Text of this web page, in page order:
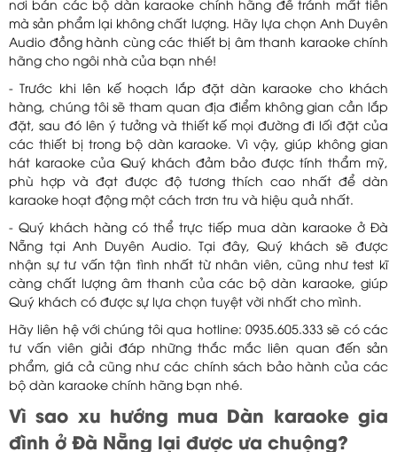
nơi bán các bộ dàn karaoke chính hãng để tránh mất tiền
mà sản phẩm lại không chất lượng. Hãy lựa chọn Anh Duyên
Audio đồng hành cùng các thiết bị âm thanh karaoke chính
hãng cho ngôi nhà của bạn nhé!
- Trước khi lên kế hoạch lắp đặt dàn karaoke cho khách
hàng, chúng tôi sẽ tham quan địa điểm không gian cần lắp
đặt, sau đó lên ý tưởng và thiết kế mọi đường đi lối đặt của
các thiết bị trong bộ dàn karaoke. Vì vậy, giúp không gian
hát karaoke của Quý khách đảm bảo được tính thẩm mỹ,
phù hợp và đạt được độ tương thích cao nhất để dàn
karaoke hoạt động một cách trơn tru và hiệu quả nhất.
- Quý khách hàng có thể trực tiếp mua dàn karaoke ở Đà
Nẵng tại Anh Duyên Audio. Tại đây, Quý khách sẽ được
nhận sự tư vấn tận tình nhất từ nhân viên, cũng như test kĩ
càng chất lượng âm thanh của các bộ dàn karaoke, giúp
Quý khách có được sự lựa chọn tuyệt vời nhất cho mình.
Hãy liên hệ với chúng tôi qua hotline: 0935.605.333 sẽ có các
tư vấn viên giải đáp những thắc mắc liên quan đến sản
phẩm, giá cả cũng như các chính sách bảo hành của các
bộ dàn karaoke chính hãng bạn nhé.
Vì sao xu hướng mua Dàn karaoke gia
đình ở Đà Nẵng lại được ưa chuộng?